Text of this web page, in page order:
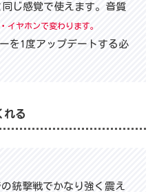
同じ感覚で使えます。音質
イヤホンで変わります。
を1度アップデートする必
れる
の銃撃戦でかなり強く震え